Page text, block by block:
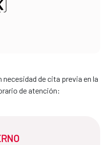
necesidad de cita previa en la
de atención: